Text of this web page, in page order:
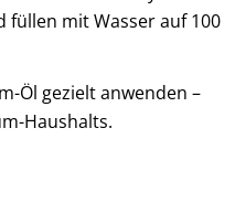
füllen mit Wasser auf 100
Öl gezielt anwenden –
Haushalts.